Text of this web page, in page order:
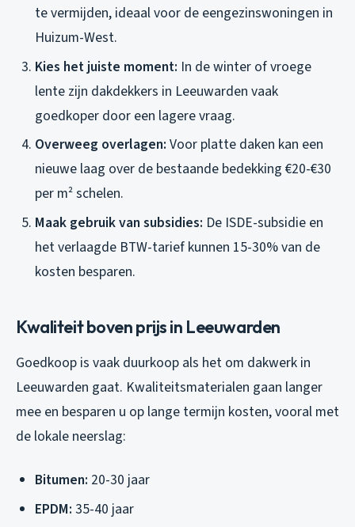
te vermijden, ideaal voor de eengezinswoningen in
Huizum-West.
Kies het juiste moment: In de winter of vroege
lente zijn dakdekkers in Leeuwarden vaak
goedkoper door een lagere vraag.
Overweeg overlagen: Voor platte daken kan een
nieuwe laag over de bestaande bedekking €20-€30
per m² schelen.
Maak gebruik van subsidies: De ISDE-subsidie en
het verlaagde BTW-tarief kunnen 15-30% van de
kosten besparen.
Kwaliteit boven prijs in Leeuwarden
Goedkoop is vaak duurkoop als het om dakwerk in
Leeuwarden gaat. Kwaliteitsmaterialen gaan langer
mee en besparen u op lange termijn kosten, vooral met
de lokale neerslag:
Bitumen: 20-30 jaar
EPDM: 35-40 jaar